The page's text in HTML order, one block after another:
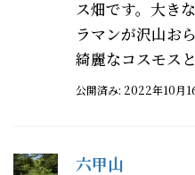
ス畑です。大き
ラマンが沢山お
綺麗なコスモス
公開済み: 2022年10月
六甲山